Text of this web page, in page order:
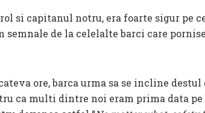
si capitanul notru, era foarte sigur pe
de la celelalte barci care
ore, barca urma sa se incline destul
ca multi dintre noi eram prima data pe